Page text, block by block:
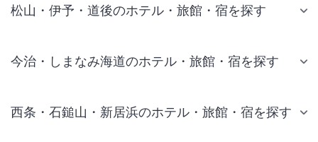
松山・伊予・道後のホテル・旅館・宿を探す
今治・しまなみ海道のホテル・旅館・宿を探す
西条・石鎚山・新居浜のホテル・旅館・宿を探す